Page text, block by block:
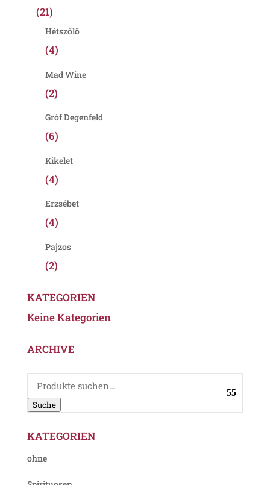
(21)
Hétszőlő
(4)
Mad Wine
(2)
Gróf Degenfeld
(6)
Kikelet
(4)
Erzsébet
(4)
Pajzos
(2)
KATEGORIEN
Keine Kategorien
ARCHIVE
Suche
nach:
Suche
KATEGORIEN
ohne